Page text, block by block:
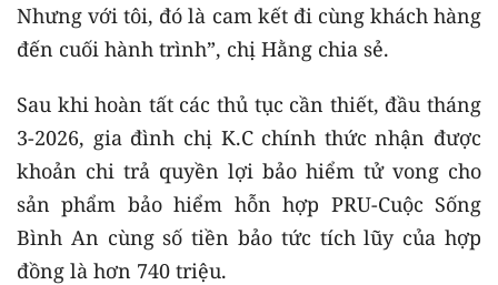
Nhưng với tôi, đó là cam kết đi cùng khách hàng
đến cuối hành trình”, chị Hằng chia sẻ.
Sau khi hoàn tất các thủ tục cần thiết, đầu tháng
3-2026, gia đình chị K.C chính thức nhận được
khoản chi trả quyền lợi bảo hiểm tử vong cho
sản phẩm bảo hiểm hỗn hợp PRU-Cuộc Sống
Bình An cùng số tiền bảo tức tích lũy của hợp
đồng là hơn 740 triệu.